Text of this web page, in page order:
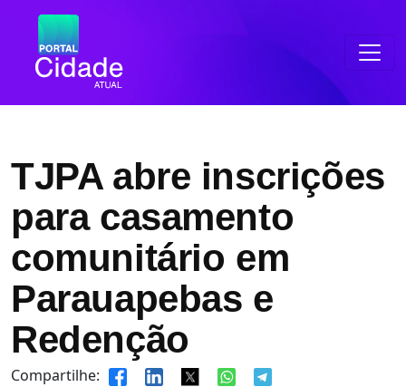
TJPA abre inscrições
para casamento
comunitário em
Parauapebas e
Redenção
Compartilhe: